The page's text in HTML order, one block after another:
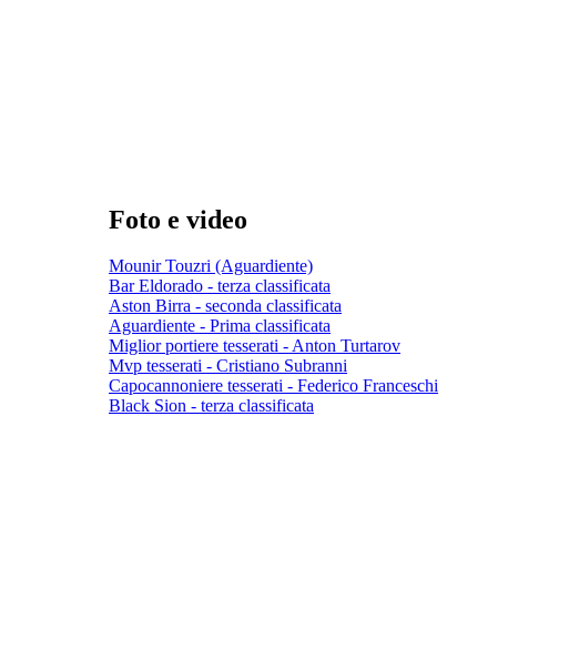
Foto e video
Mounir Touzri (Aguardiente)
Bar Eldorado - terza classificata
Aston Birra - seconda classificata
Aguardiente - Prima classificata
Miglior portiere tesserati - Anton Turtarov
Mvp tesserati - Cristiano Subranni
Capocannoniere tesserati - Federico Franceschi
Black Sion - terza classificata